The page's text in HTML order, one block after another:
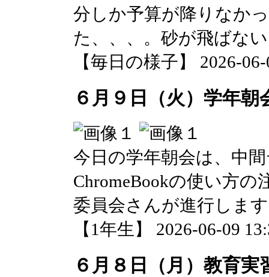
分しか予算が降りなか
た、、、。砂が飛ばな
【毎日の様子】 2026-
６月９日（火）学年朝
今日の学年朝会は、中
ChromeBookの使い方
委員会さんが進行しま
【1年生】 2026-06-09
６月８日（月）教育